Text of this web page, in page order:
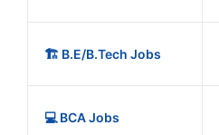
🏗️ B.E/B.Tech Jobs
💻 BCA Jobs